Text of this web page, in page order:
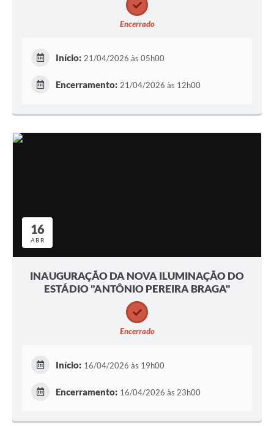
Encerrado
Início: 21/04/2026 às 05h00
Encerramento: 21/04/2026 às 12h00
16
ABR
INAUGURAÇÃO DA NOVA ILUMINAÇÃO DO
ESTÁDIO "ANTÔNIO PEREIRA BRAGA"
Encerrado
Início: 16/04/2026 às 19h00
Encerramento: 16/04/2026 às 23h00